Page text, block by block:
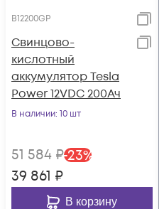
B12200GP
Свинцово-
кислотный
аккумулятор Tesla
Power 12VDC 200Ач
В наличии: 10 шт
51 584 ₽-23%
39 861 ₽
В корзину